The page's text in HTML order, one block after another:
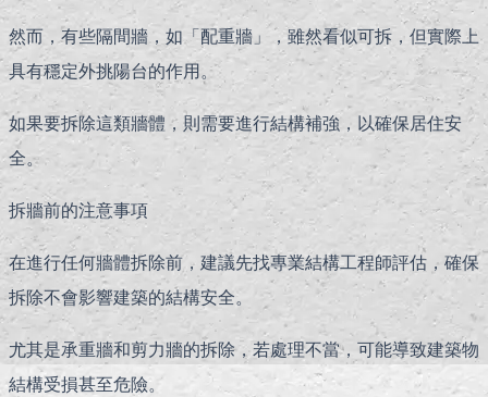
然而，有些隔間牆，如「配重牆」，雖然看似可拆，但實際上
具有穩定外挑陽台的作用。
如果要拆除這類牆體，則需要進行結構補強，以確保居住安
全。
拆牆前的注意事項
在進行任何牆體拆除前，建議先找專業結構工程師評估，確保
拆除不會影響建築的結構安全。
尤其是承重牆和剪力牆的拆除，若處理不當，可能導致建築物
結構受損甚至危險。